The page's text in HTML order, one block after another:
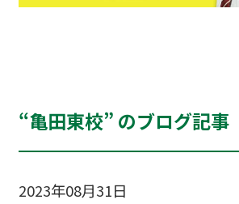
“亀田東校” のブログ記事
2023年08月31日